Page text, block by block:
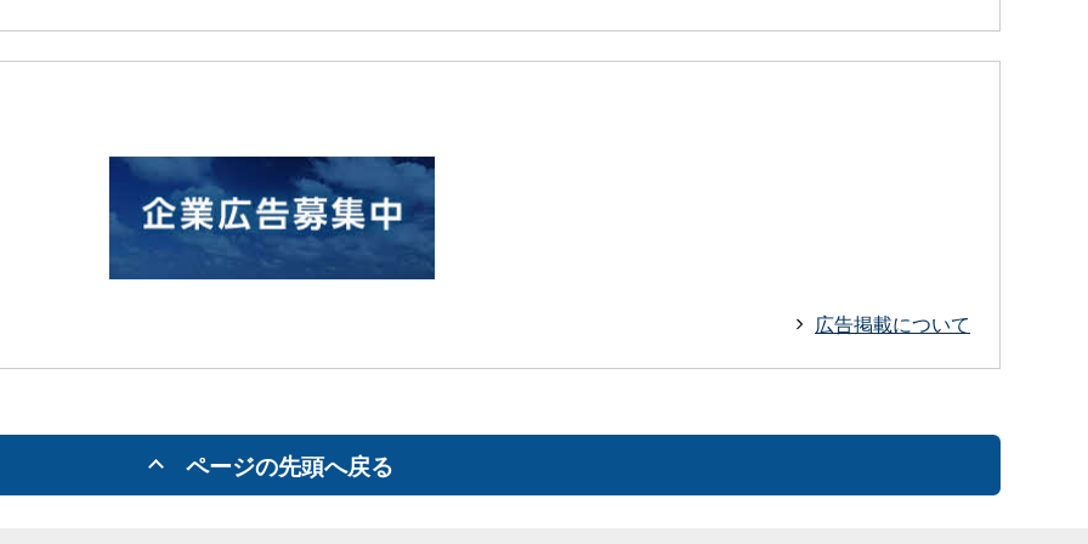
広告掲載について
ページの先頭へ戻る